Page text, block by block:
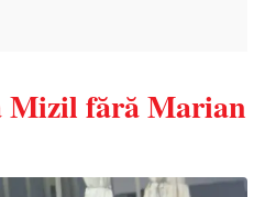
Mizil fără Marian